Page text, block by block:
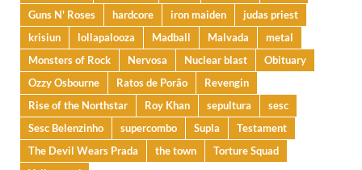
Guns N' Roses
hardcore iron maiden
judas priest
krisiun
lollapalooza Madball Malvada
metal
Monsters of Rock
Nervosa Nuclear blast
Obituary
Ozzy Osbourne
Ratos de Porão
Revengin
Rise of the Northstar
Roy Khan sepultura
sesc
Sesc Belenzinho
supercombo Supla
Testament
The Devil Wears Prada
the town
Torture Squad